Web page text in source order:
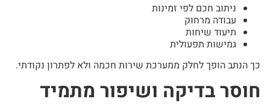
ניתוב חכם לפי זמינות
עבודה מרחוק
תיעוד שיחות
גמישות תפעולית
כך הנתב הופך לחלק ממערכת שירות חכמה ולא לפתרון נקודתי.
חוסר בדיקה ושיפור מתמיד